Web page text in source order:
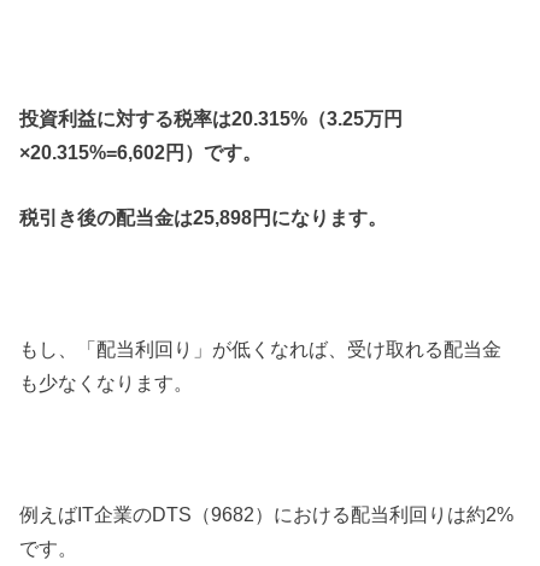
投資利益に対する税率は20.315%（3.25万円
×20.315%=6,602円）です。
税引き後の配当金は25,898円になります。
もし、「配当利回り」が低くなれば、受け取れる配当金
も少なくなります。
例えばIT企業のDTS（9682）における配当利回りは約2%
です。